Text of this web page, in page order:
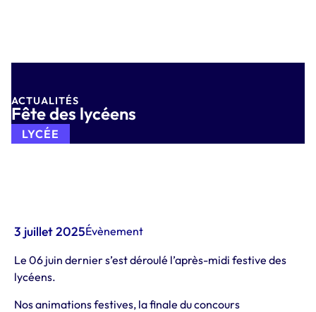
ACTUALITÉS
Fête des lycéens
LYCÉE
3 juillet 2025Évènement
Le 06 juin dernier s’est déroulé l’après-midi festive des
lycéens.
Nos animations festives, la finale du concours